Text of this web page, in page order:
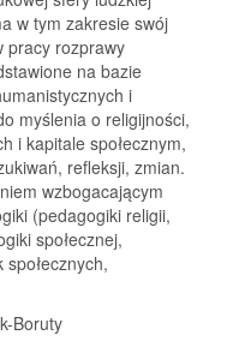
w tym zakresie swój
pracy rozprawy
na bazie
i
myślenia o religijności,
i kapitale społecznym,
refleksji, zmian.
wzbogacającym
(pedagogiki religii,
społecznej,
Boruty